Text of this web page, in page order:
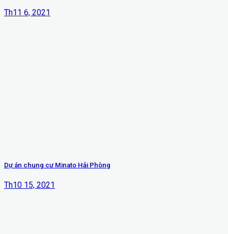
Th11 6, 2021
Dự án chung cư Minato Hải Phòng
Th10 15, 2021